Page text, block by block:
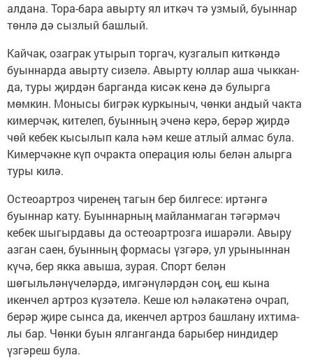
алдана. Тора-бара авыр­ту ял иткәч тә узмый, бу­ыннар
төнлә дә сызлый башлый.
Кайчак, озаграк уты­рып торгач, кузга­лып киткәндә
буыннар­да авырту сизелә. Авыр­ту юллар аша чыккан­
да, туры җирдән барган­да кисәк кенә дә булырга
мөмкин. Монысы бигрәк куркыныч, чөнки ан­дый чакта
кимерчәк, ки­телеп, буынның эченә керә, берәр җирдә
чөй ке­бек кысылып кала һәм кеше атлый алмас була.
Кимерчәкне күп очрак­та операция юлы белән алырга
туры килә.
Остеоартроз чиренең тагын бер билгесе: иртәнгә
буыннар кату. Буыннарның майланма­ган тәгәрмәч
кебек шы­гырдавы да остеоартроз­га ишарәли. Авыру
аз­ган саен, буынның фор­масы үзгәрә, ул урынын­нан
күчә, бер якка авы­ша, зурая. Спорт белән
шөгыльләнүчеләрдә, имгәнүләрдән соң, еш кына
икенчел ар­троз күзәтелә. Кеше юл һәлакәтенә очрап,
берәр җире сынса да, икенчел артроз башлану ихтима­
лы бар. Чөнки буын ял­ганганда барыбер нинди­дер
үзгәреш була.